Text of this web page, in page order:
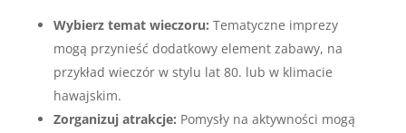
Wybierz temat wieczoru: Tematyczne imprezy
mogą przynieść dodatkowy element zabawy, na
przykład wieczór w stylu lat 80. lub w klimacie
hawajskim.
Zorganizuj atrakcje: Pomysły na aktywności mogą